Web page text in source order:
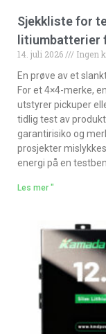
Sjekkliste for
litiumbatterier
14. juli 2026
Ingen
En prøve av et
For et 4×4-merke,
utstyrer pickuper
tidlig test av
garantirisiko og
prosjekter
energi på en
Les mer "